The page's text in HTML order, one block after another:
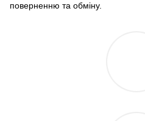
поверненню та обміну.